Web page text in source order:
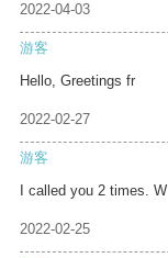
2022-04-03
游客
Hello, Greetings fr
2022-02-27
游客
I called you 2 times. W
2022-02-25